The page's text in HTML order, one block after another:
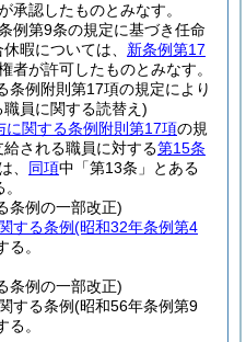
承認したものとみなす。
例第9条の規定に基づき任命
暇については、 新条例第17
者が許可したものとみなす。
条例附則第17項の規定により
員に関する読替え)
に関する条例附則第17項の規
される職員に対する第15条
、 同項中「第13条」とある
条例の一部改正)
する条例(昭和32年条例第4
。
条例の一部改正)
する条例(昭和56年条例第9
。